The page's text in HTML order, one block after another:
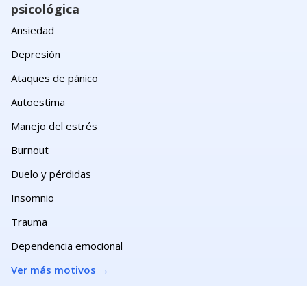
psicológica
Ansiedad
Depresión
Ataques de pánico
Autoestima
Manejo del estrés
Burnout
Duelo y pérdidas
Insomnio
Trauma
Dependencia emocional
Ver más motivos →